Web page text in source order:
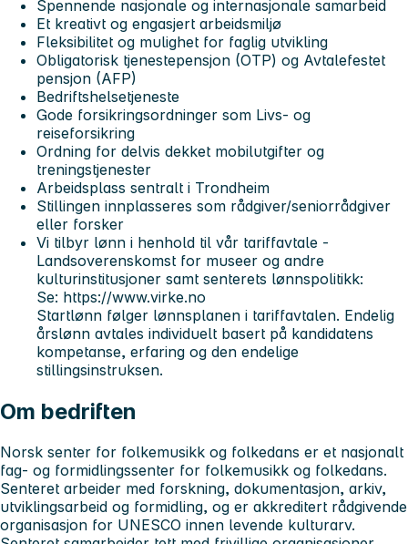
Spennende nasjonale og internasjonale samarbeid
Et kreativt og engasjert arbeidsmiljø
Fleksibilitet og mulighet for faglig utvikling
Obligatorisk tjenestepensjon (OTP) og Avtalefestet
pensjon (AFP)
Bedriftshelsetjeneste
Gode forsikringsordninger som Livs- og
reiseforsikring
Ordning for delvis dekket mobilutgifter og
treningstjenester
Arbeidsplass sentralt i Trondheim
Stillingen innplasseres som rådgiver/seniorrådgiver
eller forsker
Vi tilbyr lønn i henhold til vår tariffavtale -
Landsoverenskomst for museer og andre
kulturinstitusjoner samt senterets lønnspolitikk:
Se: https://www.virke.no
Startlønn følger lønnsplanen i tariffavtalen. Endelig
årslønn avtales individuelt basert på kandidatens
kompetanse, erfaring og den endelige
stillingsinstruksen.
Om bedriften
Norsk senter for folkemusikk og folkedans er et nasjonalt
fag- og formidlingssenter for folkemusikk og folkedans.
Senteret arbeider med forskning, dokumentasjon, arkiv,
utviklingsarbeid og formidling, og er akkreditert rådgivende
organisasjon for UNESCO innen levende kulturarv.